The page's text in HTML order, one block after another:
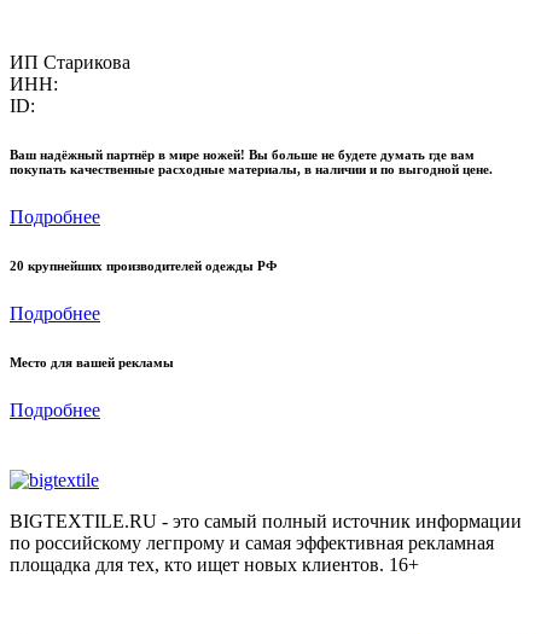
ИП Старикова
ИНН:
ID:
Ваш надёжный партнёр в мире ножей! Вы больше не будете думать где вам
покупать качественные расходные материалы, в наличии и по выгодной цене.
Подробнее
20 крупнейших производителей одежды РФ
Подробнее
Место для вашей рекламы
Подробнее
BIGTEXTILE.RU - это самый полный источник информации
по российскому легпрому и самая эффективная рекламная
площадка для тех, кто ищет новых клиентов. 16+